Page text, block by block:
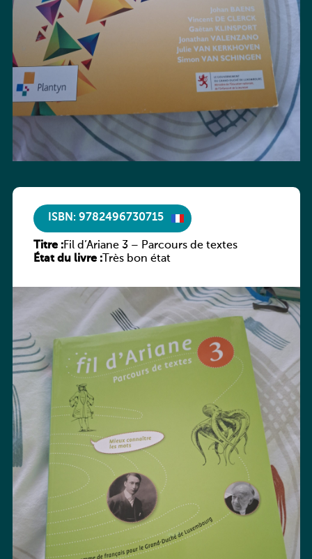
ISBN: 9782496730715
Titre :Fil d’Ariane 3 – Parcours de textes
État du livre :Très bon état